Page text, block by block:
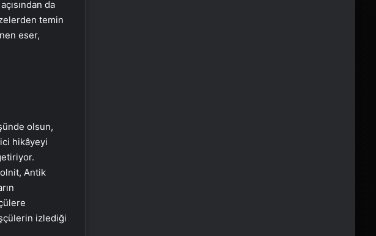
da
temin
eser,
olsun,
hikâyeyi
Antik
izlediği